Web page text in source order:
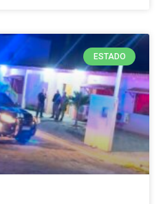
ESTADO